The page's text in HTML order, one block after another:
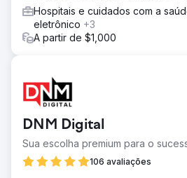
Hospitais e cuidados com a
eletrônico +3
A partir de $1,000
DNM Digital
Sua escolha premium para o
106 avaliações